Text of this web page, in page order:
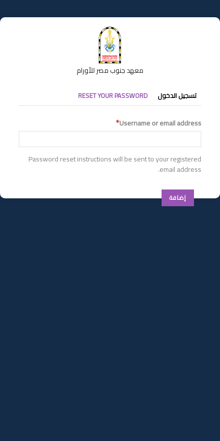
إلى
المحتوى
معهد جنوب مصر للأورام
التبويبات
الأساسية
تسجيل الدخول RESET YOUR PASSWORD
Username or email address
Password reset instructions will be sent to your registered
email address.